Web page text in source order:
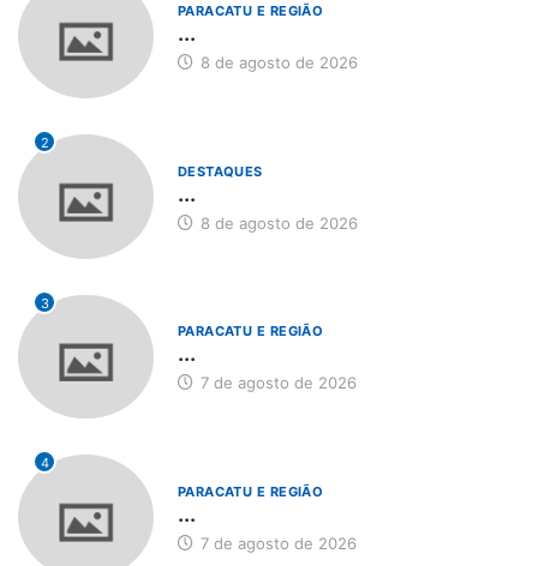
PARACATU E REGIÃO
...
8 de agosto de 2026
2
DESTAQUES
...
8 de agosto de 2026
3
PARACATU E REGIÃO
...
7 de agosto de 2026
4
PARACATU E REGIÃO
...
7 de agosto de 2026